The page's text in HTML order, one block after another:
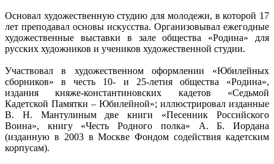
Основал художественную студию для молодежи, в которой 17
лет преподавал основы искусства. Организовывал ежегодные
художественные выставки в зале общества «Родина» для
русских художников и учеников художественной студии.
Участвовал в художественном оформлении «Юбилейных
сборников» в честь 10- и 25-летия общества «Родина»,
издания княже-константиновских кадетов «Седьмой
Кадетской Памятки – Юбилейной»; иллюстрировал изданные
В. Н. Мантулиным две книги «Песенник Российского
Воина», книгу «Честь Родного полка» А. Б. Иордана
(изданную в 2003 в Москве Фондом содействия кадетским
корпусам).